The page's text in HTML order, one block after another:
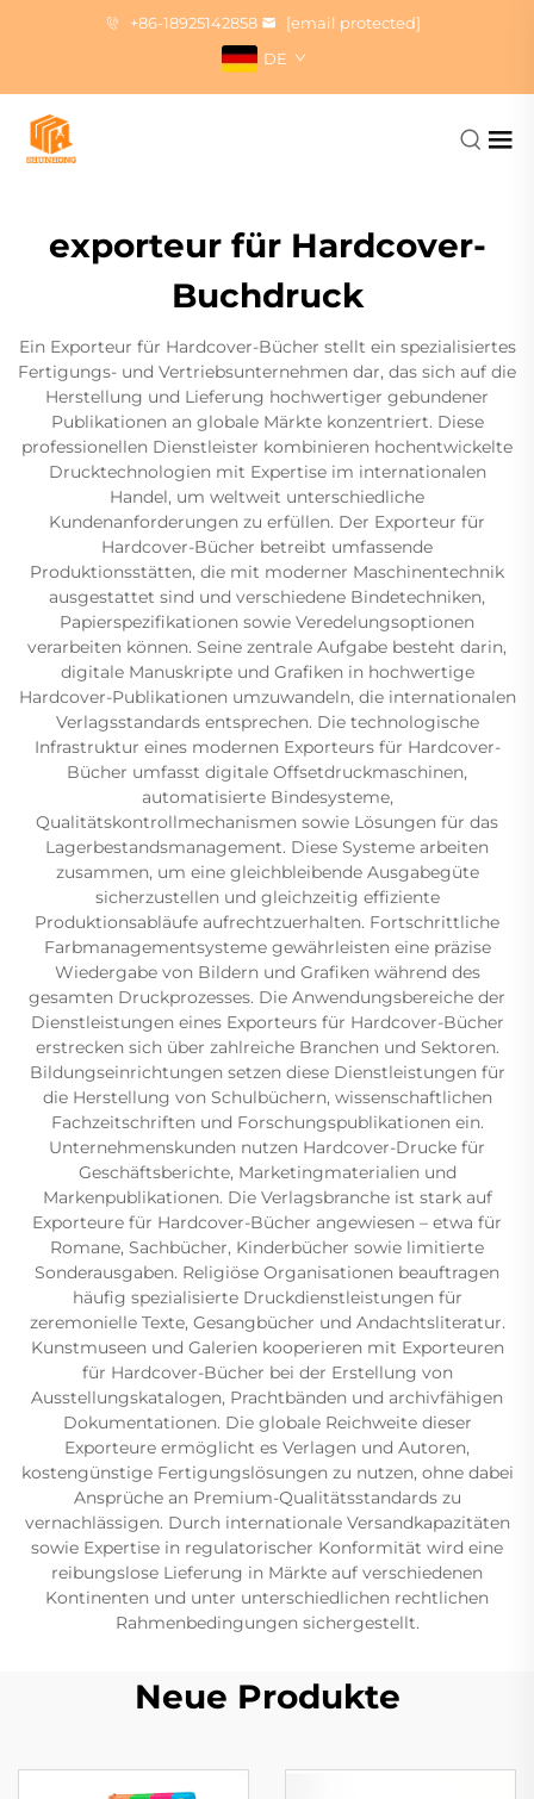
+86-18925142858
[email protected]
DE
exporteur für Hardcover-
Buchdruck
Ein Exporteur für Hardcover-Bücher stellt ein spezialisiertes
Fertigungs- und Vertriebsunternehmen dar, das sich auf die
Herstellung und Lieferung hochwertiger gebundener
Publikationen an globale Märkte konzentriert. Diese
professionellen Dienstleister kombinieren hochentwickelte
Drucktechnologien mit Expertise im internationalen
Handel, um weltweit unterschiedliche
Kundenanforderungen zu erfüllen. Der Exporteur für
Hardcover-Bücher betreibt umfassende
Produktionsstätten, die mit moderner Maschinentechnik
ausgestattet sind und verschiedene Bindetechniken,
Papierspezifikationen sowie Veredelungsoptionen
verarbeiten können. Seine zentrale Aufgabe besteht darin,
digitale Manuskripte und Grafiken in hochwertige
Hardcover-Publikationen umzuwandeln, die internationalen
Verlagsstandards entsprechen. Die technologische
Infrastruktur eines modernen Exporteurs für Hardcover-
Bücher umfasst digitale Offsetdruckmaschinen,
automatisierte Bindesysteme,
Qualitätskontrollmechanismen sowie Lösungen für das
Lagerbestandsmanagement. Diese Systeme arbeiten
zusammen, um eine gleichbleibende Ausgabegüte
sicherzustellen und gleichzeitig effiziente
Produktionsabläufe aufrechtzuerhalten. Fortschrittliche
Farbmanagementsysteme gewährleisten eine präzise
Wiedergabe von Bildern und Grafiken während des
gesamten Druckprozesses. Die Anwendungsbereiche der
Dienstleistungen eines Exporteurs für Hardcover-Bücher
erstrecken sich über zahlreiche Branchen und Sektoren.
Bildungseinrichtungen setzen diese Dienstleistungen für
die Herstellung von Schulbüchern, wissenschaftlichen
Fachzeitschriften und Forschungspublikationen ein.
Unternehmenskunden nutzen Hardcover-Drucke für
Geschäftsberichte, Marketingmaterialien und
Markenpublikationen. Die Verlagsbranche ist stark auf
Exporteure für Hardcover-Bücher angewiesen – etwa für
Romane, Sachbücher, Kinderbücher sowie limitierte
Sonderausgaben. Religiöse Organisationen beauftragen
häufig spezialisierte Druckdienstleistungen für
zeremonielle Texte, Gesangbücher und Andachtsliteratur.
Kunstmuseen und Galerien kooperieren mit Exporteuren
für Hardcover-Bücher bei der Erstellung von
Ausstellungskatalogen, Prachtbänden und archivfähigen
Dokumentationen. Die globale Reichweite dieser
Exporteure ermöglicht es Verlagen und Autoren,
kostengünstige Fertigungslösungen zu nutzen, ohne dabei
Ansprüche an Premium-Qualitätsstandards zu
vernachlässigen. Durch internationale Versandkapazitäten
sowie Expertise in regulatorischer Konformität wird eine
reibungslose Lieferung in Märkte auf verschiedenen
Kontinenten und unter unterschiedlichen rechtlichen
Rahmenbedingungen sichergestellt.
Neue Produkte